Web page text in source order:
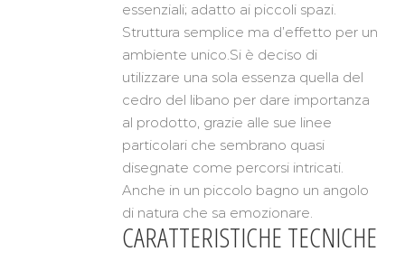
essenziali; adatto ai piccoli spazi.
Struttura semplice ma d’effetto per un
ambiente unico.Si è deciso di
utilizzare una sola essenza quella del
cedro del libano per dare importanza
al prodotto, grazie alle sue linee
particolari che sembrano quasi
disegnate come percorsi intricati.
Anche in un piccolo bagno un angolo
di natura che sa emozionare.
CARATTERISTICHE TECNICHE